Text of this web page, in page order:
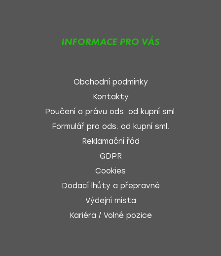
INFORMACE PRO VÁS
Obchodní podmínky
Kontakty
Poučení o právu ods. od kupní sml.
Formulář pro ods. od kupní sml.
Reklamační řád
GDPR
Cookies
Dodací lhůty a přepravné
Výdejní místa
Kariéra / Volné pozice